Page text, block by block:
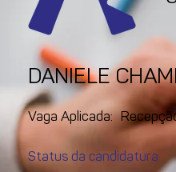
DANIELE
Vaga Aplicada:
Status da candidatura